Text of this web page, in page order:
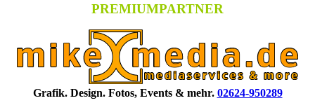
PREMIUMPARTNER
Grafik. Design. Fotos, Events & mehr. 02624-950289